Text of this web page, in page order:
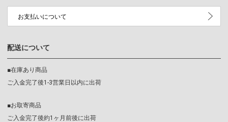
お支払いについて
配送について
■在庫あり商品
ご入金完了後1-3営業日以内に出荷
■お取寄商品
ご入金完了後約1ヶ月前後に出荷